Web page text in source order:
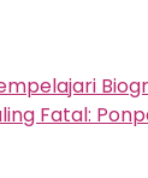
Fatal: